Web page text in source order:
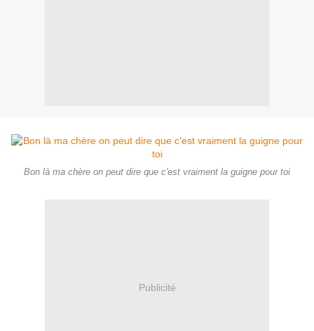
Bon là ma chère on peut dire que c'est vraiment la guigne pour toi
Publicité